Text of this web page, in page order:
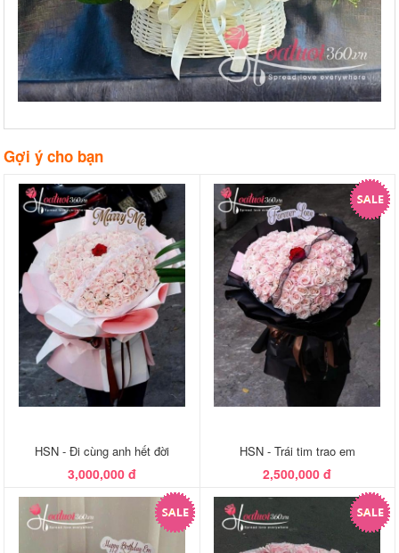
Gợi ý cho bạn
HSN - Đi cùng anh hết đời
3,000,000 đ
HSN - Trái tim trao em
2,500,000 đ